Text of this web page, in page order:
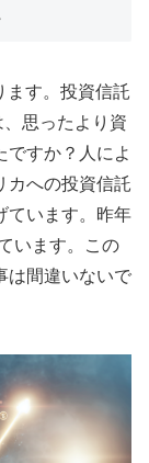
ます。投資信託
思ったより資
ですか？人によ
カへの投資信託
ています。昨年
います。この
は間違いないで